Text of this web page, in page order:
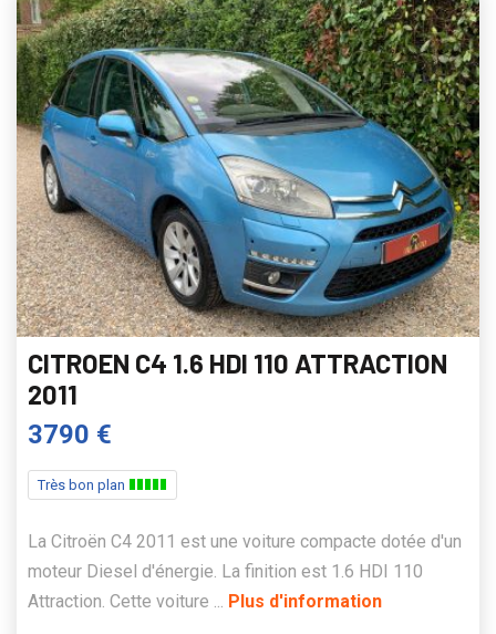
CITROEN C4 1.6 HDI 110 ATTRACTION
2011
3790 €
Très bon plan
La Citroën C4 2011 est une voiture compacte dotée d'un
moteur Diesel d'énergie. La finition est 1.6 HDI 110
Attraction. Cette voiture ... Plus d'information